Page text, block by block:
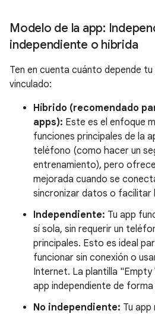
Modelo de la app:
independiente o híbrida
Ten en cuenta cuánto depende
vinculado:
Híbrido (recomendado
apps): Este es el enfoque
funciones principales de la
teléfono (como hacer un
entrenamiento), pero
mejorada cuando se
sincronizar datos o facilitar
Independiente: Tu app
sí sola, sin requerir un
principales. Esto es ideal
funcionar sin conexión o
Internet. La plantilla "Empty
app independiente de
No independiente: Tu